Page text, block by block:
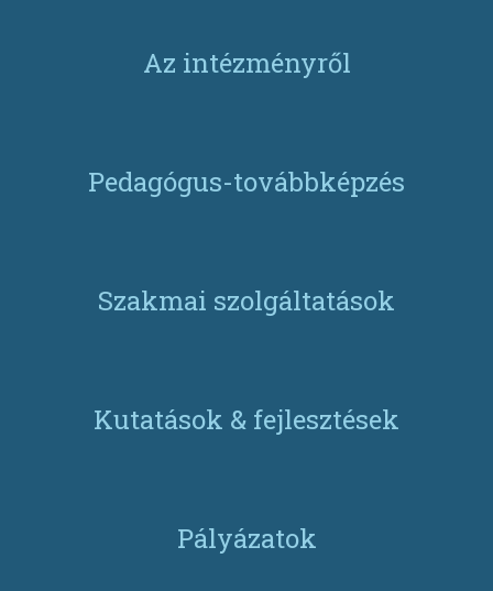
Az intézményről
Pedagógus-továbbképzés
Szakmai szolgáltatások
Kutatások & fejlesztések
Pályázatok